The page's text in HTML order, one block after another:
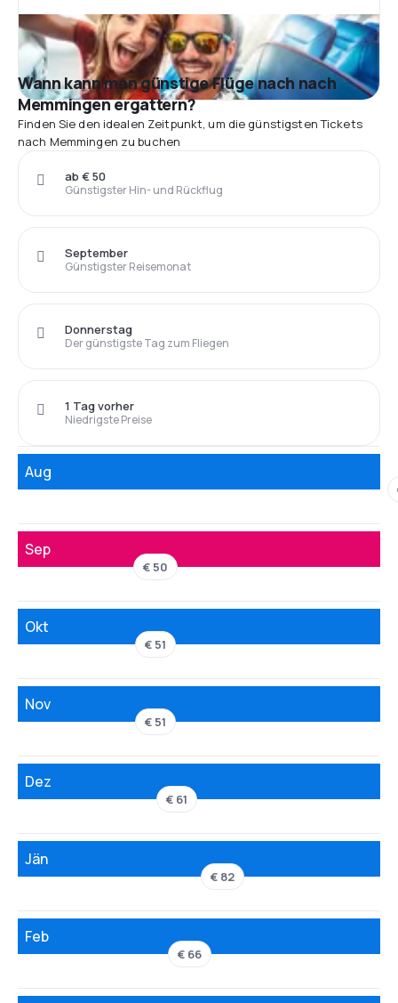
Wann kann man günstige Flüge nach nach
Memmingen ergattern?
Finden Sie den idealen Zeitpunkt, um die günstigsten Tickets
nach Memmingen zu buchen
Günstigster Hin- und Rückflug
ab € 50
Günstigster Reisemonat
September
Der günstigste Tag zum Fliegen
Donnerstag
Niedrigste Preise
1 Tag vorher
Aug
Sep
€ 50
Okt
€ 51
Nov
€ 51
Dez
€ 61
Jän
€ 82
Feb
€ 66